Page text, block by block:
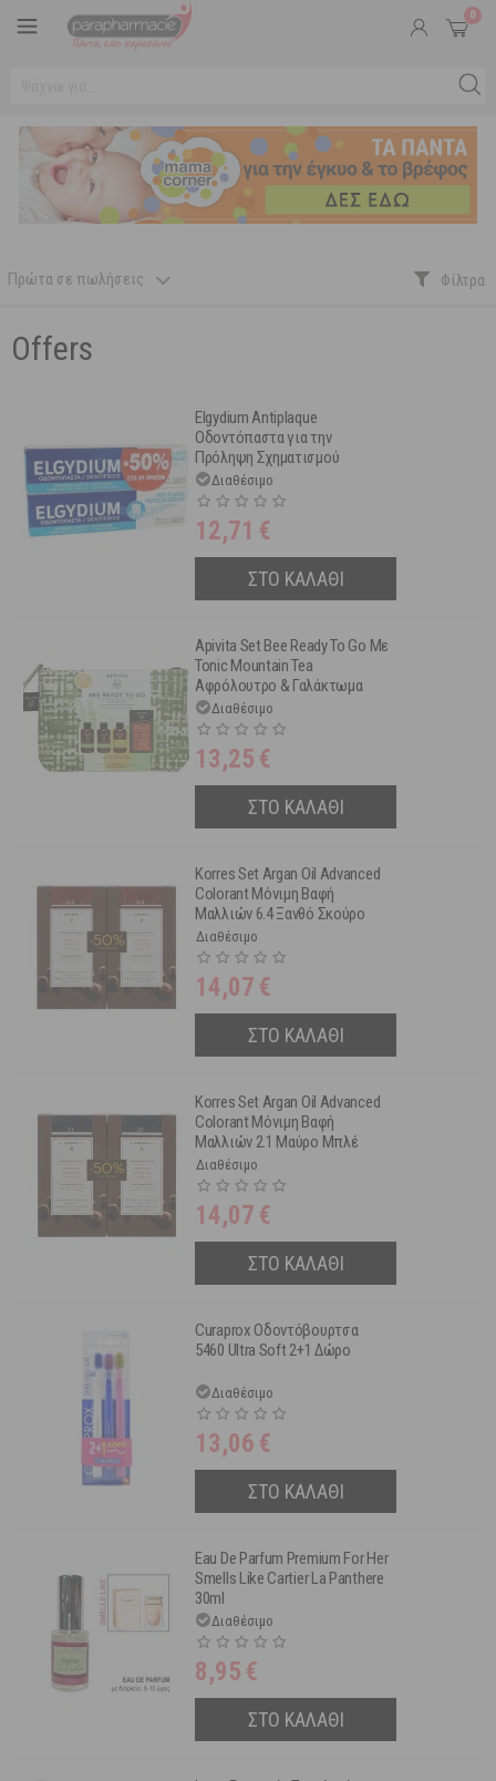
0
Πρώτα σε πωλήσεις
Offers
Elgydium Antiplaque
Οδοντόπαστα για την
Πρόληψη Σχηματισμού
Βακτηριακής Πλάκας & Πέτρας
2x100 ml -50% στο 2ο Προϊόν
Διαθέσιμο
12,71 €
ΣΤΟ ΚΑΛΑΘΙ
Apivita Set Bee Ready To Go Με
Tonic Mountain Tea
Αφρόλουτρο & Γαλάκτωμα
Σώματος 75ml, Απαλό
Σαμπουάν Καθημερινής Χρήσης
75ml & Express Beauty Μάσκα
Μαλλιών Για Αναζωογόνηση &
Λάμψη Με Πορτοκάλι 20ml
Διαθέσιμο
13,25 €
ΣΤΟ ΚΑΛΑΘΙ
Korres Set Argan Oil Advanced
Colorant Μόνιμη Βαφή
Μαλλιών 6.4 Ξανθό Σκούρο
Χάλκινο 2τμχ -50% Στη 2η
Βαφή
Διαθέσιμο
14,07 €
ΣΤΟ ΚΑΛΑΘΙ
Korres Set Argan Oil Advanced
Colorant Μόνιμη Βαφή
Μαλλιών 2.1 Μαύρο Μπλέ
2τμχ -50% Στη 2η Βαφή
Διαθέσιμο
14,07 €
ΣΤΟ ΚΑΛΑΘΙ
Curaprox Οδοντόβουρτσα
5460 Ultra Soft 2+1 Δώρο
Διαθέσιμο
13,06 €
ΣΤΟ ΚΑΛΑΘΙ
Eau De Parfum Premium For Her
Smells Like Cartier La Panthere
30ml
Διαθέσιμο
8,95 €
ΣΤΟ ΚΑΛΑΘΙ